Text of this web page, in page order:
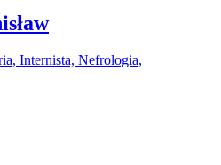
Internista, Nefrologia,